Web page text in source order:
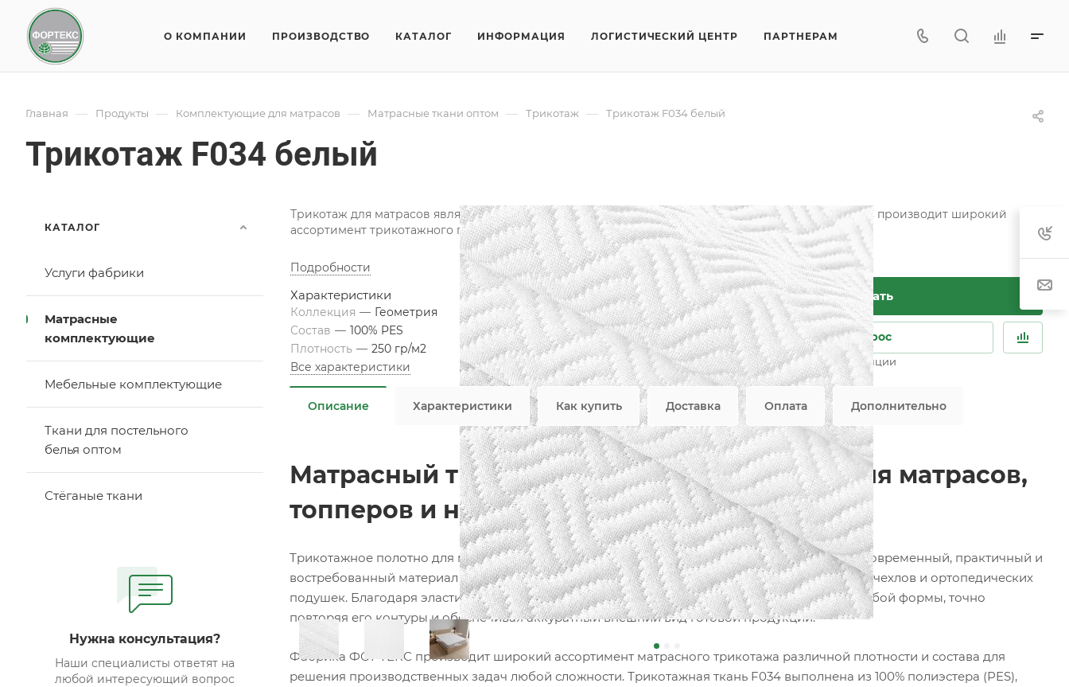
О КОМПАНИИ ПРОИЗВОДСТВО КАТАЛОГ ИНФОРМАЦИЯ ЛОГИСТИЧЕСКИЙ ЦЕНТР ПАРТНЕРАМ
Главная — Продукты — Комплектующие для матрасов — Матрасные ткани оптом — Трикотаж — Трикотаж F034 белый
Трикотаж F034 белый
Трикотаж для матрасов является одним из лучших типов тканей для матрасов. Фабрика ФОРТЕКС производит широкий
ассортимент трикотажного полотна для изготовления матрасов и пошива чехлов.
Подробности
Характеристики
Коллекция — Геометрия
Состав — 100% PES
Плотность — 250 гр/м2
Все характеристики
Заказать
Задать вопрос
Возможны дополнительные опции
Не является публичной офертой
Описание Характеристики Как купить Доставка Оплата Дополнительно
Матрасный трикотаж F034 белый — ткань для матрасов,
топперов и наматрасников
Трикотажное полотно для матрасов собственного производства фабрики ФОРТЕКС — это современный, практичный и
востребованный материал для изготовления матрасов, топперов, наматрасников, защитных чехлов и ортопедических
подушек. Благодаря эластичной вязаной структуре материал идеально облегает изделие любой формы, точно
повторяя его контуры и обеспечивая аккуратный внешний вид готовой продукции.
Фабрика ФОРТЕКС производит широкий ассортимент матрасного трикотажа различной плотности и состава для
решения производственных задач любой сложности. Трикотажная ткань F034 выполнена из 100% полиэстера (PES),
КАТАЛОГ
Услуги фабрики
Матрасные
комплектующие
Мебельные комплектующие
Ткани для постельного
белья оптом
Стёганые ткани
Нужна консультация?
Наши специалисты ответят на
любой интересующий вопрос